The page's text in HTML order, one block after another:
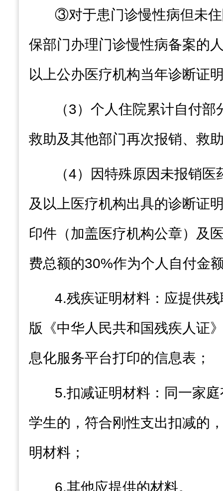
③对于患门诊慢性病但未
保部门办理门诊慢性病备案的
以上公办医疗机构当年诊断证
（3）个人住院累计自付部
救助及其他部门再次报销、救
（4）因特殊原因未报销医
及以上医疗机构出具的诊断证
印件（加盖医疗机构公章）及
费总额的30%作为个人自付金
4.残疾证明材料：应提供
版《中华人民共和国残疾人证
息化服务平台打印的信息表 ；
5.扣减证明材料：同一家庭
学生的 ，符合刚性支出扣减的
明材料；
6.其他应提供的材料。